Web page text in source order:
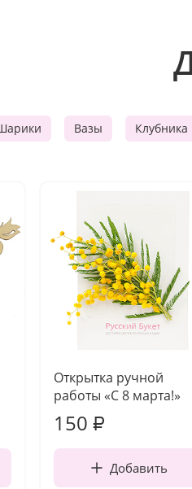
Вазы Клубника
Открытка ручной
работы «С 8 марта!»
150 ₽
Добавить